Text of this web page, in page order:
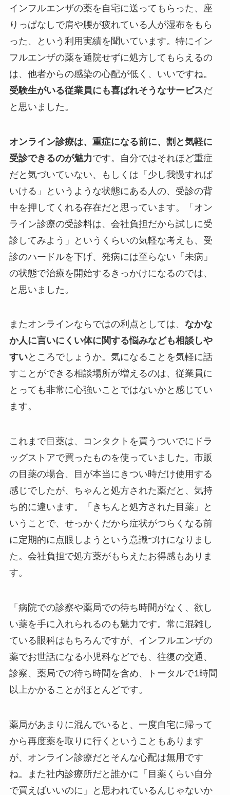
インフルエンザの薬を自宅に送ってもらった、座
りっぱなしで肩や腰が疲れている人が湿布をもら
った、という利用実績を聞いています。特にイン
フルエンザの薬を通院せずに処方してもらえるの
は、​​他者からの感染の心配が低く、いいですね。
受験生がいる従業員にも喜ばれそうなサービスだ
と思いました。
オンライン診療は、重症になる前に、割と気軽に
受診できるのが魅力です。自分ではそれほど重症
だと気づいていない、もしくは「少し我慢すれば
いける」というような状態にある人の、受診の背
中を押してくれる存在だと思っています。「オン
ライン診療の受診料は、会社負担だから試しに受
診してみよう」というくらいの気軽な考えも、受
診のハードルを下げ、発病には至らない「未病」
の状態で治療を開始するきっかけになるのでは、
と思いました。
またオンラインならではの利点としては、 なかな
か人に言いにくい体に関する悩みなども相談しや
すいところでしょうか。気になることを気軽に話
すことができる相談場所が増えるのは、従業員に
とっても非常に心強いことではないかと感じてい
ます。
これまで目薬は、コンタクトを買うついでにドラ
ッグストアで買ったものを使っていました。市販
の目薬の場合、目が本当にきつい時だけ使用する
感じでしたが、ちゃんと処方された薬だと、気持
ち的に違います。「きちんと処方された目薬」と
いうことで、せっかくだから症状がつらくなる前
に定期的に点眼しようという意識づけになりまし
た。会社負担で処方薬がもらえたお得感もありま
す。
「病院での診察や薬局での待ち時間がなく、欲し
い薬を手に入れられるのも魅力です。常に混雑し
ている眼科はもちろんですが、インフルエンザの
薬でお世話になる小児科などでも、往復の交通、
診察、薬局での待ち時間を含め、トータルで1時間
以上かかることがほとんどです。
薬局があまりに混んでいると、一度自宅に帰って
から再度薬を取りに行くということもあります
が、オンライン診療だとそんな心配は無用です
ね。また社内診療所だと誰かに「目薬くらい自分
で買えばいいのに」と思われているんじゃないか